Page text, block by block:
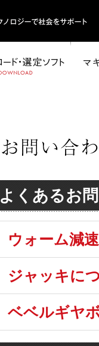
よくあるお
ウォーム減
ジャッキに
ベベルギヤ